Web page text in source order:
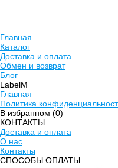
Главная
Каталог
Доставка и оплата
Обмен и возврат
Блог
LabelM
Главная
Политика
В избранном (0)
КОНТАКТЫ
Доставка и оплата
О нас
Контакты
CПОСОБЫ ОПЛАТЫ